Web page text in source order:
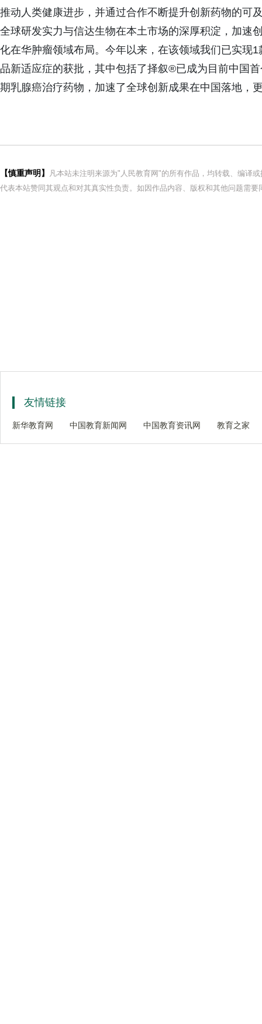
推动人类健康进步，并通过合作不断提升创新药物的可
全球研发实力与信达生物在本土市场的深厚积淀，加速
化在华肿瘤领域布局。今年以来，在该领域我们已实现
品新适应症的获批，其中包括了择叙®已成为目前中国
期乳腺癌治疗药物，加速了全球创新成果在中国落地，
【慎重声明】
凡本站未注明来源为"人民教育网"的所有作品，均转载、编译
代表本站赞同其观点和对其真实性负责。如因作品内容、版权和其他问题需
友情链接
新华教育网 中国教育新闻网 中国教育资讯网 教育之家